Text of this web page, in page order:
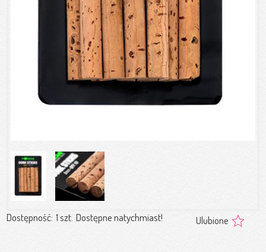
Dostępność: 1 szt. Dostępne natychmiast! Ulubione